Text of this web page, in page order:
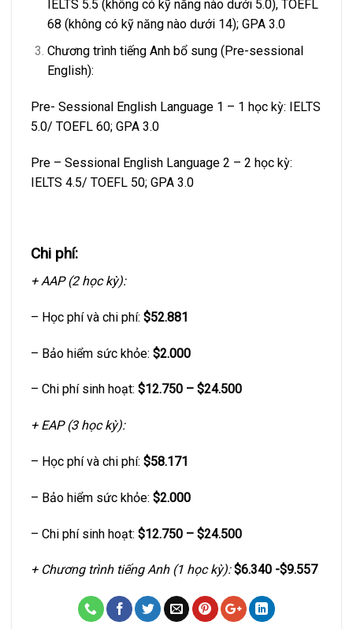
IELTS 5.5 (không có kỹ năng nào dưới 5.0), TOEFL
68 (không có kỹ năng nào dưới 14); GPA 3.0
Chương trình tiếng Anh bổ sung (Pre-sessional
English):
Pre- Sessional English Language 1 – 1 học kỳ: IELTS
5.0/ TOEFL 60; GPA 3.0
Pre – Sessional English Language 2 – 2 học kỳ:
IELTS 4.5/ TOEFL 50; GPA 3.0
Chi phí:
+ AAP (2 học kỳ):
– Học phí và chi phí: $52.881
– Bảo hiểm sức khỏe: $2.000
– Chi phí sinh hoạt: $12.750 – $24.500
+ EAP (3 học kỳ):
– Học phí và chi phí: $58.171
– Bảo hiểm sức khỏe: $2.000
– Chi phí sinh hoạt: $12.750 – $24.500
+ Chương trình tiếng Anh (1 học kỳ):$6.340 -$9.557